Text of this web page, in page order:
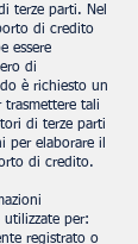
terze parti. Nel
di credito
essere
di
è richiesto un
trasmettere tali
di terze parti
per elaborare il
di credito.
per:
registrato o